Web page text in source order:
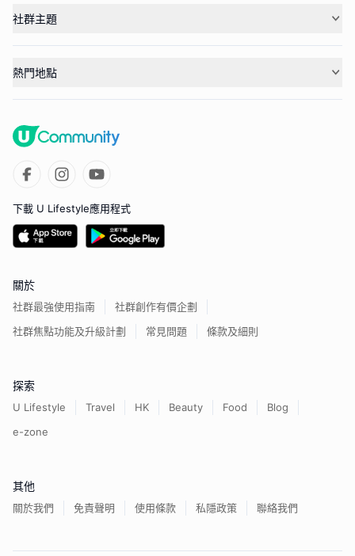
社群主題
熱門地點
下載 U Lifestyle應用程式
關於
社群最強使用指南
社群創作有價企劃
社群焦點功能及升級計劃
常見問題 條款及細則
探索
U Lifestyle Travel HK Beauty Food
Blog
e-zone
其他
關於我們 免責聲明 使用條款 私隱政策 聯絡我們